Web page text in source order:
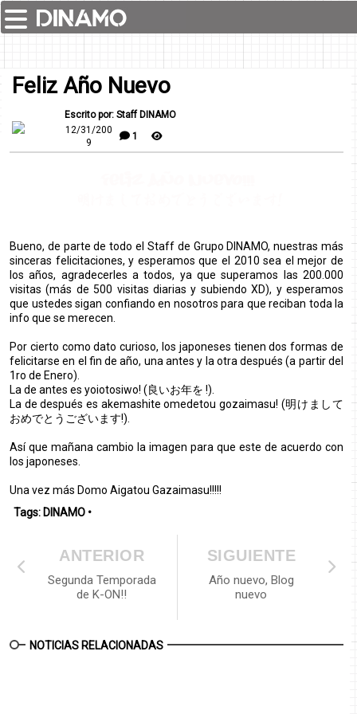
Feliz Año Nuevo
Escrito por: Staff DINAMO
12/31/200
9
1
Bueno, de parte de todo el Staff de Grupo DINAMO, nuestras más
sinceras felicitaciones, y esperamos que el 2010 sea el mejor de
los años, agradecerles a todos, ya que superamos las 200.000
visitas (más de 500 visitas diarias y subiendo XD), y esperamos
que ustedes sigan confiando en nosotros para que reciban toda la
info que se merecen.
Por cierto como dato curioso, los japoneses tienen dos formas de
felicitarse en el fin de año, una antes y la otra después (a partir del
1ro de Enero).
La de antes es yoiotosiwo! (良いお年を !).
La de después es akemashite omedetou gozaimasu! (明けまして
おめでとうございます!).
Así que mañana cambio la imagen para que este de acuerdo con
los japoneses.
Una vez más Domo Aigatou Gazaimasu!!!!!
Tags: DINAMO •
SIGUIENTE
Año nuevo, Blog
nuevo
ANTERIOR
Segunda Temporada
de K-ON!!
NOTICIAS RELACIONADAS